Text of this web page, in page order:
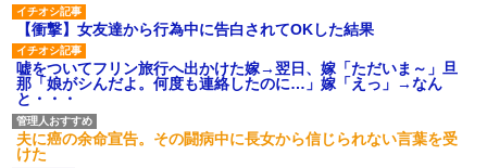
新築の家で。クラクラするくらいの「白粉の匂い」が鼻につくも
嫁＆娘「そんな匂いしない…」ある日、友人奥「素敵なアンティ
ークですね！」俺（！？）
妻「ずっと好きだった人と一緒になりたいから、わかれてくださ
い」→離婚後、娘と実家で生活してると…
【衝撃】女友達から行為中に告白されてOKした結果
嘘をついてフリン旅行へ出かけた嫁→翌日、嫁「ただいま～」旦
那「娘がシんだよ。何度も連絡したのに…」嫁「えっ」→なん
と・・・
夫に癌の余命宣告。その闘病中に長女から信じられない言葉を受
けた